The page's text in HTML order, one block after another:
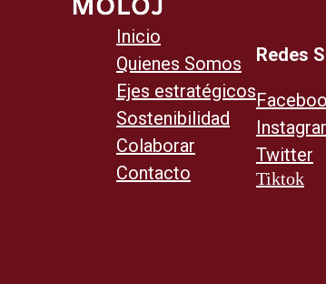
Inicio
Quienes Somos
Ejes estratégicos
Sostenibilidad
Colaborar
Contacto
Redes
Twitter
Tiktok